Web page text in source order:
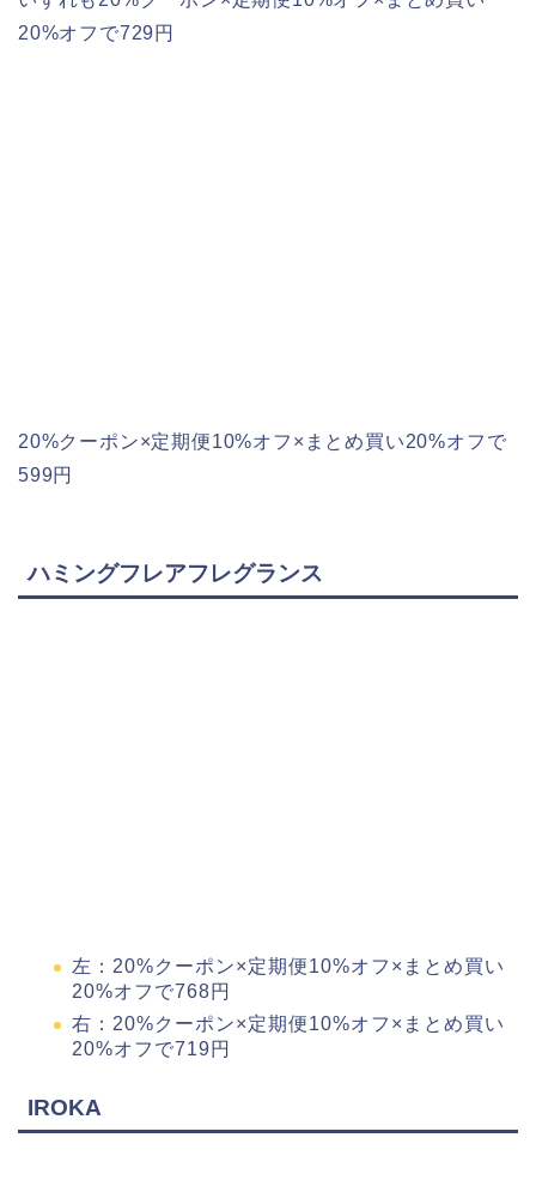
20%オフで729円
20%クーポン×定期便10%オフ×まとめ買い20%オフで
599円
ハミングフレアフレグランス
左：20%クーポン×定期便10%オフ×まとめ買い
20%オフで768円
右：20%クーポン×定期便10%オフ×まとめ買い
20%オフで719円
IROKA